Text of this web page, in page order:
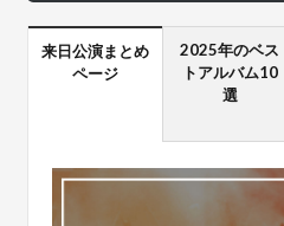
来日公演まとめ
ページ
2025年のベス
トアルバム10
選